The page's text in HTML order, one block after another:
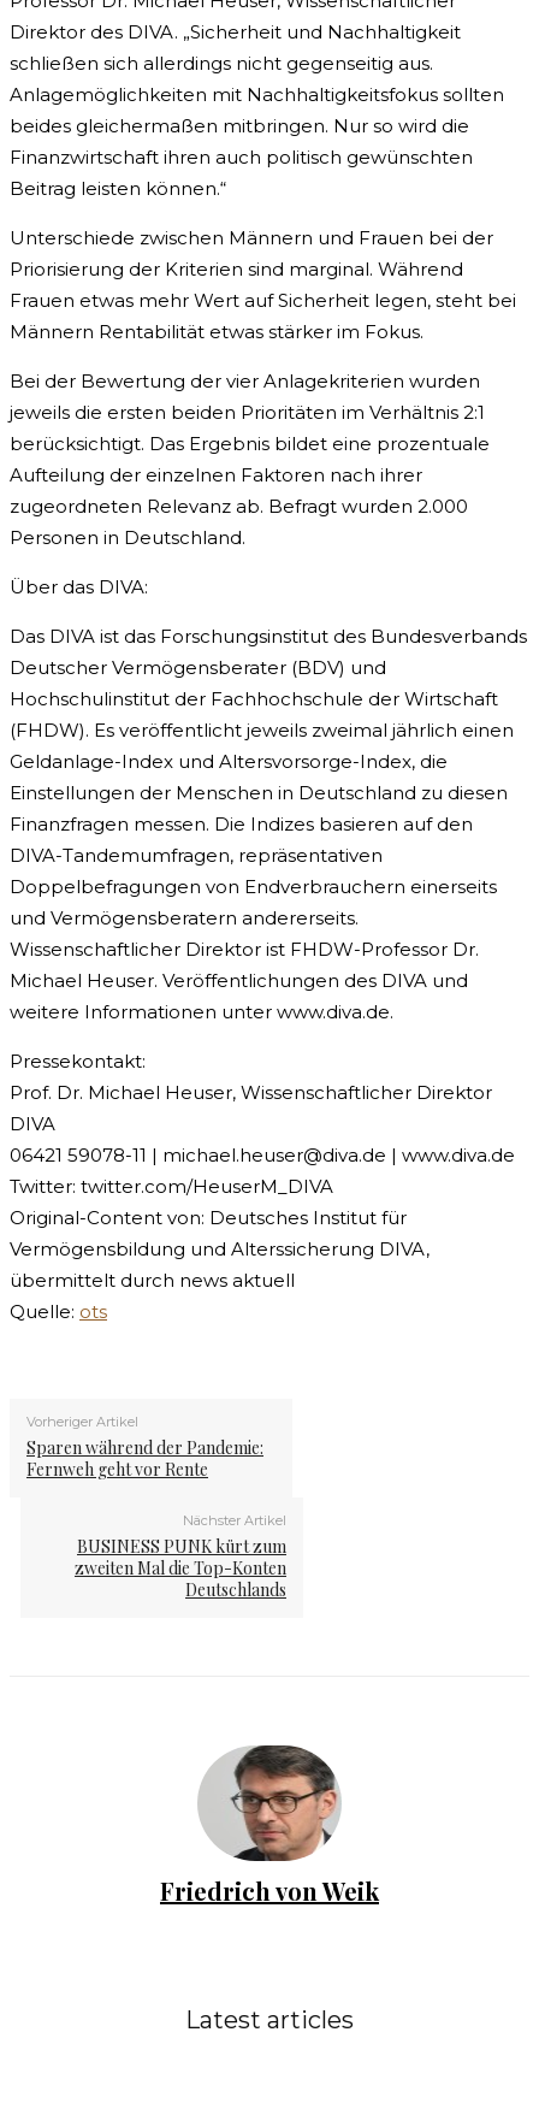
Direktor des DIVA. „Sicherheit und Nachhaltigkeit
schließen sich allerdings nicht gegenseitig aus.
Anlagemöglichkeiten mit Nachhaltigkeitsfokus sollten
beides gleichermaßen mitbringen. Nur so wird die
Finanzwirtschaft ihren auch politisch gewünschten
Beitrag leisten können.“
Unterschiede zwischen Männern und Frauen bei der
Priorisierung der Kriterien sind marginal. Während
Frauen etwas mehr Wert auf Sicherheit legen, steht bei
Männern Rentabilität etwas stärker im Fokus.
Bei der Bewertung der vier Anlagekriterien wurden
jeweils die ersten beiden Prioritäten im Verhältnis 2:1
berücksichtigt. Das Ergebnis bildet eine prozentuale
Aufteilung der einzelnen Faktoren nach ihrer
zugeordneten Relevanz ab. Befragt wurden 2.000
Personen in Deutschland.
Über das DIVA:
Das DIVA ist das Forschungsinstitut des Bundesverbands
Deutscher Vermögensberater (BDV) und
Hochschulinstitut der Fachhochschule der Wirtschaft
(FHDW). Es veröffentlicht jeweils zweimal jährlich einen
Geldanlage-Index und Altersvorsorge-Index, die
Einstellungen der Menschen in Deutschland zu diesen
Finanzfragen messen. Die Indizes basieren auf den
DIVA-Tandemumfragen, repräsentativen
Doppelbefragungen von Endverbrauchern einerseits
und Vermögensberatern andererseits.
Wissenschaftlicher Direktor ist FHDW-Professor Dr.
Michael Heuser. Veröffentlichungen des DIVA und
weitere Informationen unter www.diva.de.
Pressekontakt:
Prof. Dr. Michael Heuser, Wissenschaftlicher Direktor
DIVA
06421 59078-11 | michael.heuser@diva.de | www.diva.de
Twitter: twitter.com/HeuserM_DIVA
Original-Content von: Deutsches Institut für
Vermögensbildung und Alterssicherung DIVA,
übermittelt durch news aktuell
Quelle: ots
Vorheriger Artikel
Sparen während der Pandemie:
Fernweh geht vor Rente
Nächster Artikel
BUSINESS PUNK kürt zum
zweiten Mal die Top-Konten
Deutschlands
Friedrich von Weik
Latest articles